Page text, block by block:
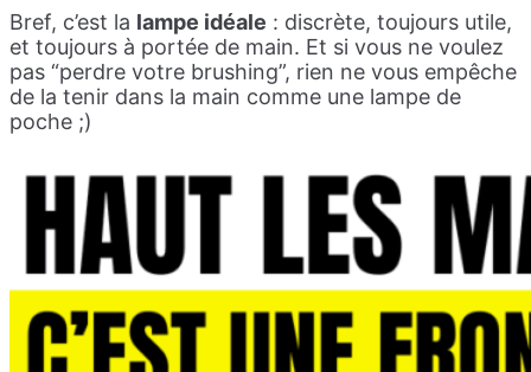
Bref, c’est la lampe idéale : discrète, toujours utile,
et toujours à portée de main. Et si vous ne voulez
pas “perdre votre brushing”, rien ne vous empêche
de la tenir dans la main comme une lampe de
poche ;)